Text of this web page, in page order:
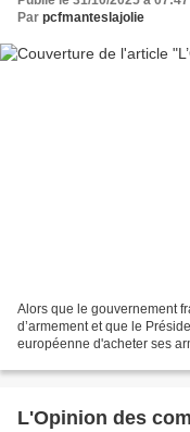
Par pcfmanteslajolie
Alors que le gouvernement
d’armement et que le
européenne d'acheter ses
L'Opinion des